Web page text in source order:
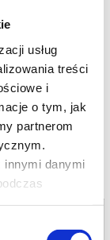
usług
treści
i
o tym, jak
partnerom
innymi danymi
tekstach
środków
e-mail, podany